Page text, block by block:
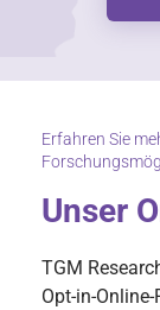
Erfahren Sie
Unser
TGM
Opt-in-